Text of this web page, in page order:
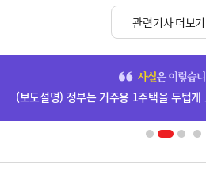
관련기사 더보기
영